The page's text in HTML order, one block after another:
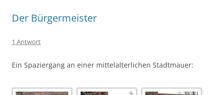
Der Bürgermeister
1 Antwort
Ein Spaziergang an einer mittelalterlichen Stadtmauer: